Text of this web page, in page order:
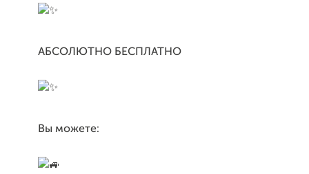
АБСОЛЮТНО БЕСПЛАТНО
Вы можете: